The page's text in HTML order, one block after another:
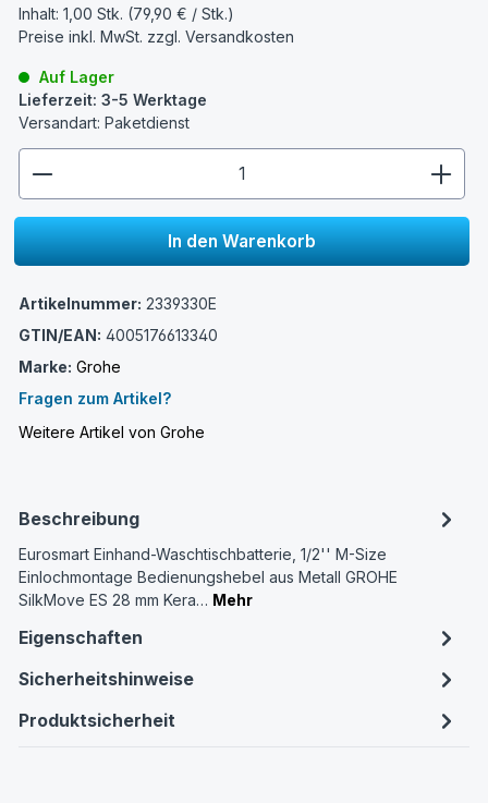
Inhalt: 1,00 Stk. (79,90 € / Stk.)
Preise inkl. MwSt. zzgl. Versandkosten
Auf Lager
Lieferzeit: 3-5 Werktage
Versandart: Paketdienst
In den Warenkorb
Artikelnummer: 2339330E
GTIN/EAN: 4005176613340
Marke: Grohe
Fragen zum Artikel?
Weitere Artikel von Grohe
Beschreibung
Eurosmart Einhand-Waschtischbatterie, 1/2'' M-Size
Einlochmontage Bedienungshebel aus Metall GROHE
SilkMove ES 28 mm Kera… Mehr
Eigenschaften
Sicherheitshinweise
Produktsicherheit